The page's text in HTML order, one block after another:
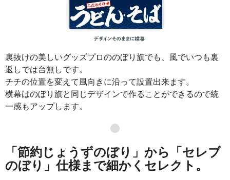
裏抜けの美しいグッズプロののぼり旗でも、風でいつも裏
返しでは台無しです。
チチの位置を変えて風向きに沿って設置出来ます。
横幕はのぼり旗と同じデザインで作ることができるので統
一感もアップします。
●
「節約じょうずのぼり」から「セレブ
のぼり」仕様まで細かくセレクト。